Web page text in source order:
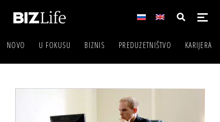
NOVO U FOKUSU BIZNIS PREDUZETNIŠTVO KARIJERA